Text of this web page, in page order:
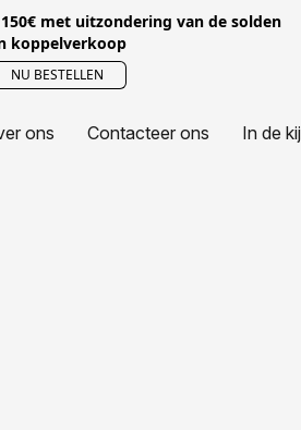
met uitzondering van de solden
koppelverkoop
NU BESTELLEN
ons Contacteer ons In de